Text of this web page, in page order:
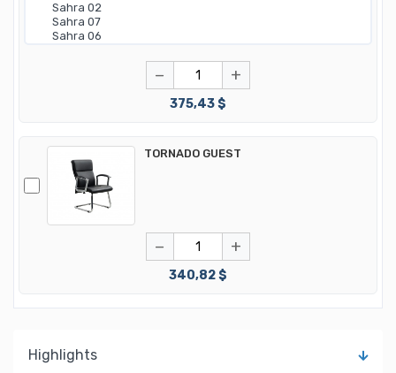
− +
375,43 $
TORNADO GUEST
− +
340,82 $
Highlights